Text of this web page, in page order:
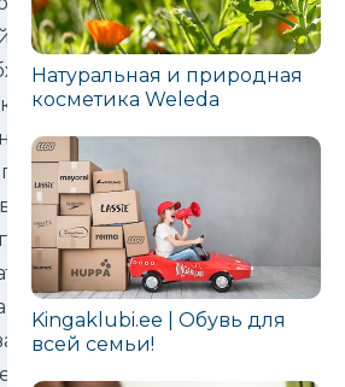
а качество пропадает.
хотя бы на секунду
которые делают их
же, у потребителя возникает
я плачу десятки евро за
если он просто горький?
оправдывает себя так
сок - вместо сахара и
получает витамины и
не говоря уже о вкусе и
кофе для гурманов
Натуральная и природная
косметика Weleda
Kingaklubi.ee | Обувь для
всей семьи!